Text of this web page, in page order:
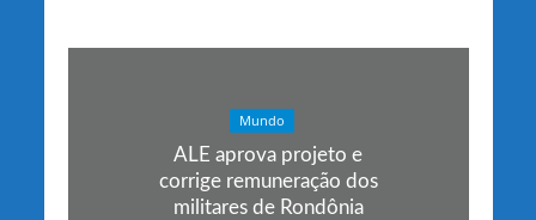
Mundo
ALE aprova projeto e
corrige remuneração dos
militares de Rondônia